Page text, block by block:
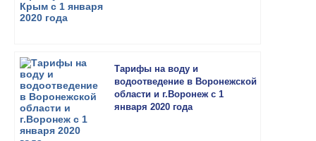
Тарифы на воду и
водоотведение в Воронежской
области и г.Воронеж с 1
января 2020 года